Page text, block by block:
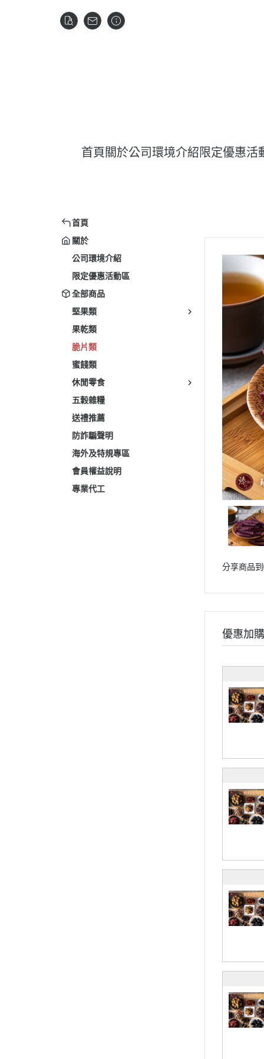
首頁 關於公司環境介紹 限定優惠活
首頁
關於
公司環境介紹
限定優惠活動區
全部商品
堅果類
果乾類
脆片類
蜜餞類
休閒零食
五穀雜糧
送禮推薦
防詐騙聲明
海外及特規專區
會員權益說明
專業代工
分享商品到
優惠加購